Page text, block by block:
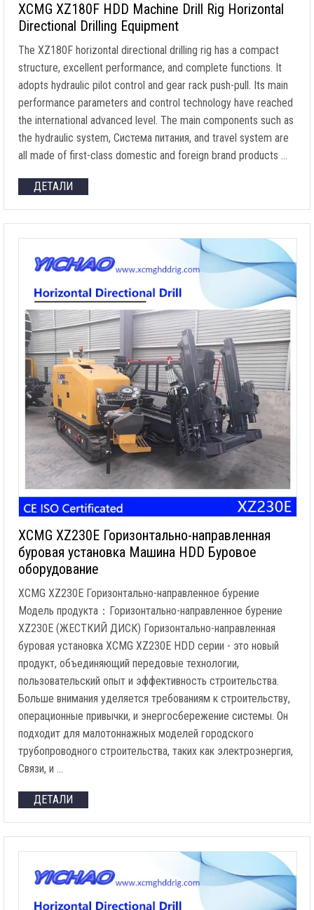
XCMG XZ180F HDD Machine Drill Rig Horizontal
Directional Drilling Equipment
The XZ180F horizontal directional drilling rig has a compact
structure, excellent performance, and complete functions. It
adopts hydraulic pilot control and gear rack push-pull. Its main
performance parameters and control technology have reached
the international advanced level. The main components such as
the hydraulic system, Система питания, and travel system are
all made of first-class domestic and foreign brand products …
ДЕТАЛИ
XCMG XZ230E Горизонтально-направленная
буровая установка Машина HDD Буровое
оборудование
XCMG XZ230E Горизонтально-направленное бурение
Модель продукта：Горизонтально-направленное бурение
XZ230E (ЖЕСТКИЙ ДИСК) Горизонтально-направленная
буровая установка XCMG XZ230E HDD серии - это новый
продукт, объединяющий передовые технологии,
пользовательский опыт и эффективность строительства.
Больше внимания уделяется требованиям к строительству,
операционные привычки, и энергосбережение системы. Он
подходит для малотоннажных моделей городского
трубопроводного строительства, таких как электроэнергия,
Связи, и …
ДЕТАЛИ